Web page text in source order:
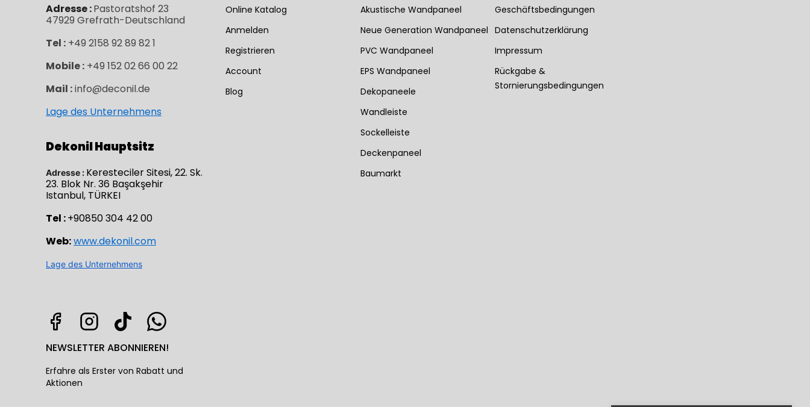
Online Katalog
Anmelden
Registrieren
Account
Blog
Akustische Wandpaneel
Neue Generation Wandpaneel
PVC Wandpaneel
EPS Wandpaneel
Dekopaneele
Wandleiste
Sockelleiste
Deckenpaneel
Baumarkt
Geschäftsbedingungen
Datenschutzerklärung
Impressum
Rückgabe &
Stornierungsbedingungen
Adresse :Pastoratshof 23
47929 Grefrath-Deutschland
Tel : +49 2158 92 89 82 1
Mobile : +49 152 02 66 00 22
Mail :info@deconil.de
Lage des Unternehmens
Dekonil Hauptsitz
Adresse : Keresteciler Sitesi, 22. Sk.
23. Blok Nr. 36 Başakşehir
Istanbul, TÜRKEI
Tel :+90850 304 42 00
Web:www.dekonil.com
Lage des Unternehmens
NEWSLETTER ABONNIEREN!
Erfahre als Erster von Rabatt und
Aktionen